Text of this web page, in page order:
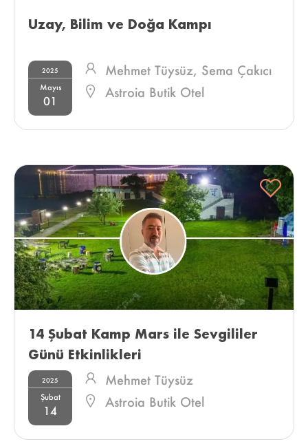
Uzay, Bilim ve Doğa Kampı
2025
Mayıs
01
Mehmet Tüysüz, Sema Çakıcı
Astroia Butik Otel
14 Şubat Kamp Mars ile Sevgililer
Günü Etkinlikleri
2025
Şubat
14
Mehmet Tüysüz
Astroia Butik Otel